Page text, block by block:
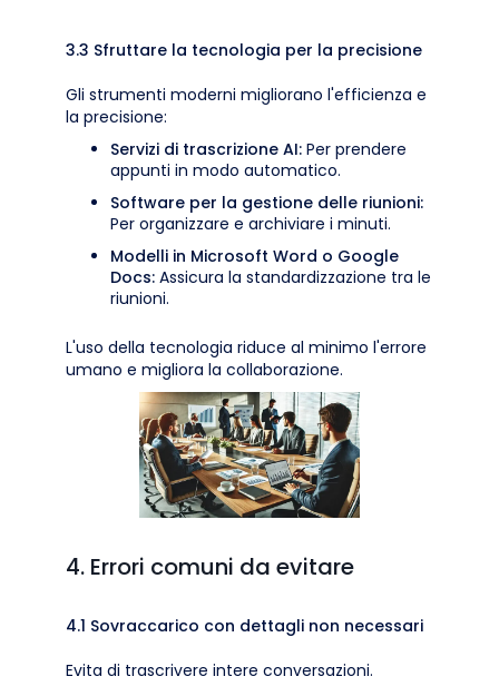
3.3 Sfruttare la tecnologia per la precisione
Gli strumenti moderni migliorano l'efficienza e
la precisione:
Servizi di trascrizione AI: Per prendere
appunti in modo automatico.
Software per la gestione delle riunioni:
Per organizzare e archiviare i minuti.
Modelli in Microsoft Word o Google
Docs: Assicura la standardizzazione tra le
riunioni.
L'uso della tecnologia riduce al minimo l'errore
umano e migliora la collaborazione.
4. Errori comuni da evitare
4.1 Sovraccarico con dettagli non necessari
Evita di trascrivere intere conversazioni.